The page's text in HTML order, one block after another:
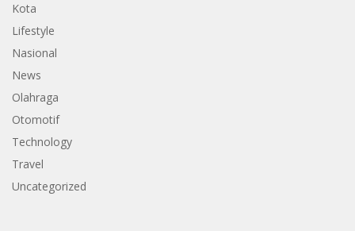
Kota
Lifestyle
Nasional
News
Olahraga
Otomotif
Technology
Travel
Uncategorized